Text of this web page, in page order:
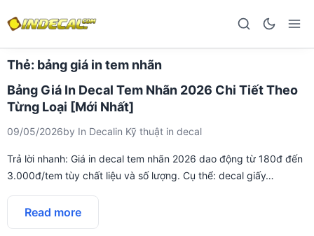
Thẻ: bảng giá in tem nhãn
Bảng Giá In Decal Tem Nhãn 2026 Chi Tiết Theo
Từng Loại [Mới Nhất]
09/05/2026by In Decalin Kỹ thuật in decal
Trả lời nhanh: Giá in decal tem nhãn 2026 dao động từ 180đ đến
3.000đ/tem tùy chất liệu và số lượng. Cụ thể: decal giấy…
Read more